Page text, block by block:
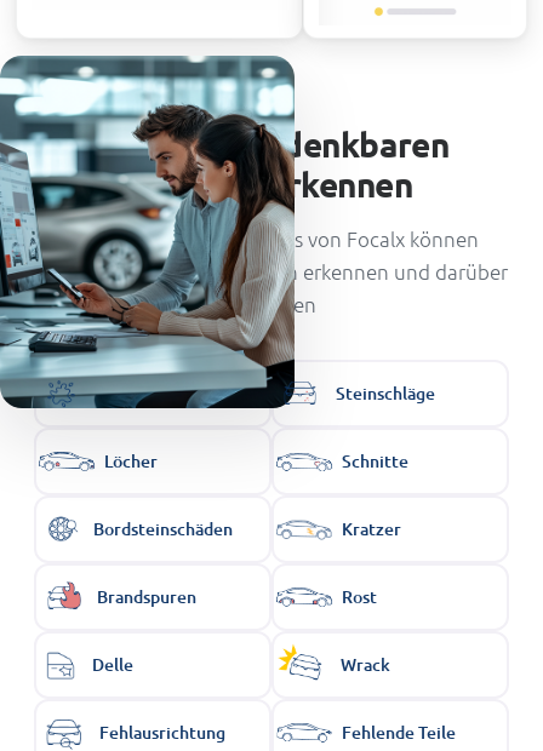
KI kann alle denkbaren
Schäden erkennen
Die angewandten KI-Tools von Focalx können
verschiedene Schadensarten erkennen und darüber
berichten
Flecken Steinschläge
Löcher Schnitte
Bordsteinschäden Kratzer
Brandspuren Rost
Delle Wrack
Fehlausrichtung Fehlende Teile